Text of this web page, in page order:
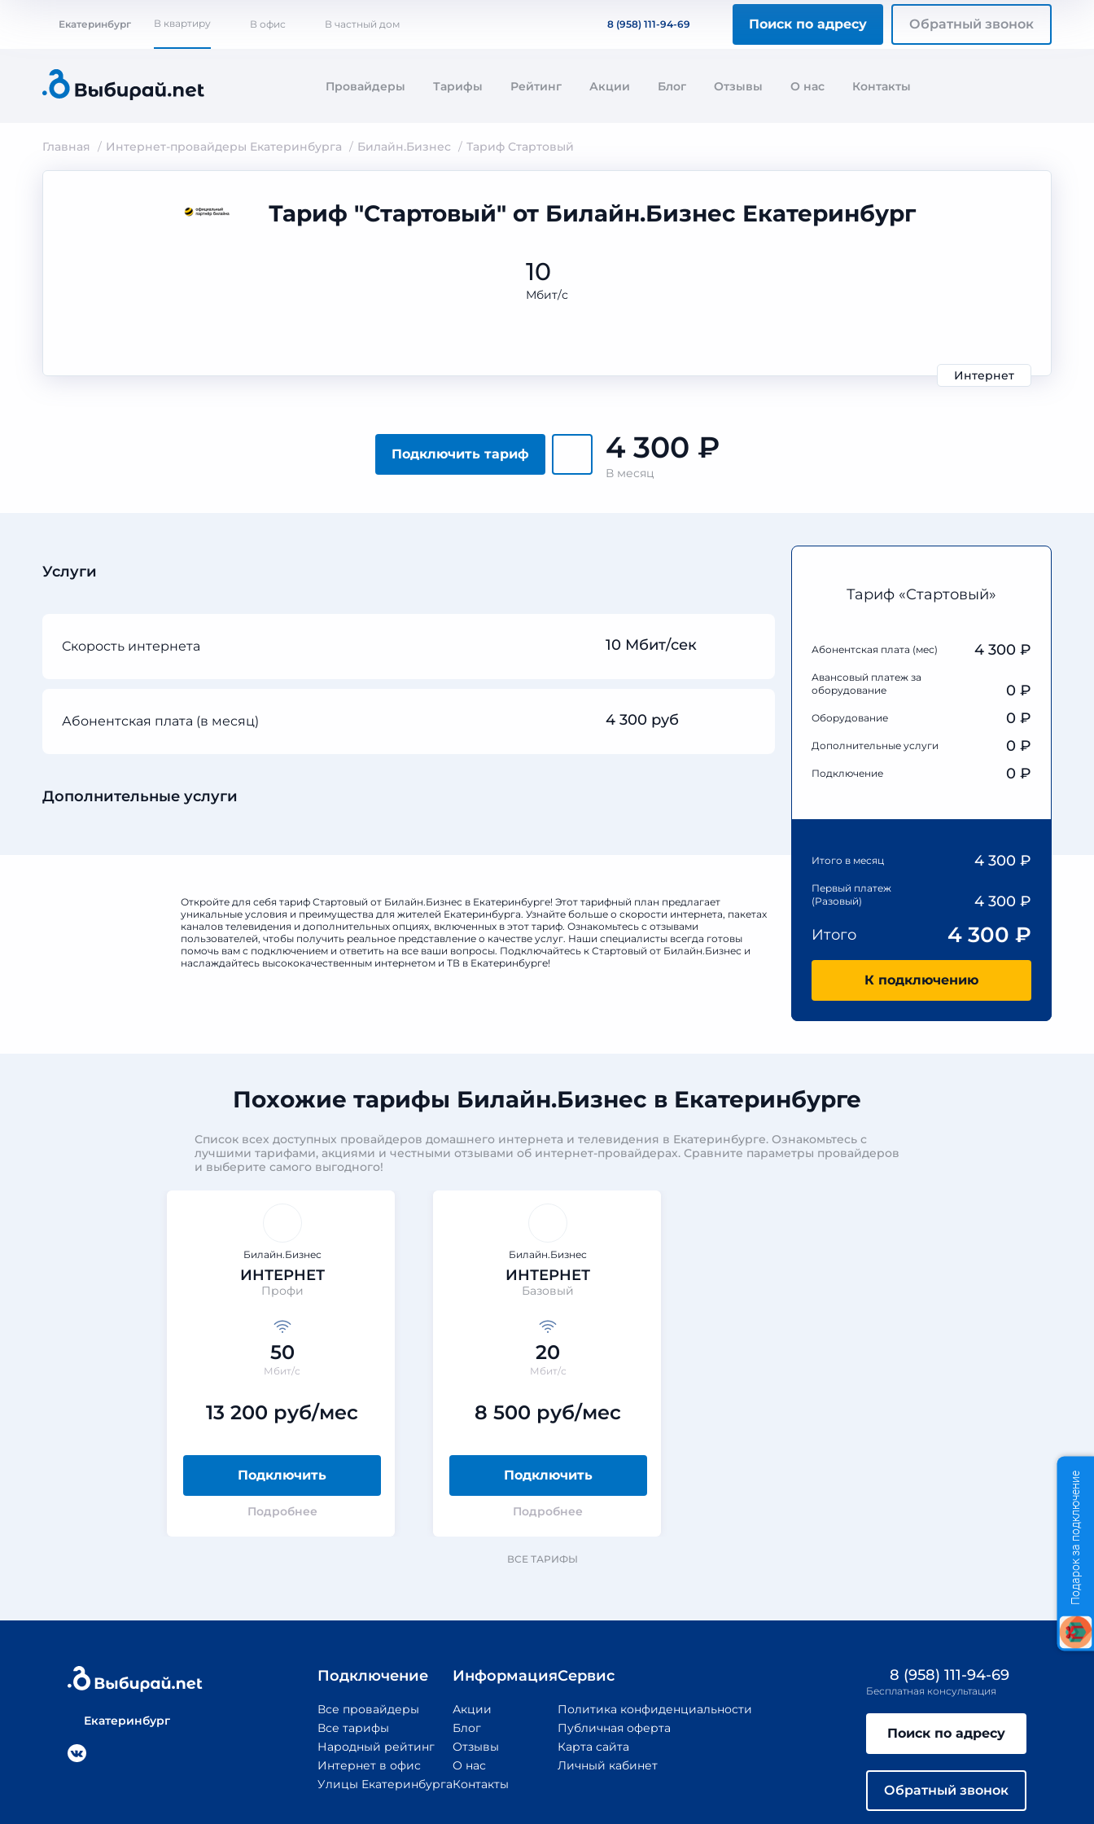
Екатеринбург В квартиру В офис В частный дом 8 (958) 111-94-69 Поиск по адресу Обратный звонок
Провайдеры Тарифы Рейтинг Акции Блог Отзывы О нас Контакты
Главная Интернет-провайдеры Екатеринбурга Билайн.Бизнес Тариф Стартовый
Тариф "Стартовый" от Билайн.Бизнес Екатеринбург
Интернет
10
Мбит/с
Подключить тариф 4 300 ₽
В месяц
Услуги
Скорость интернета 10 Мбит/сек
Абонентская плата (в месяц) 4 300 руб
Дополнительные услуги
Откройте для себя тариф Стартовый от Билайн.Бизнес в Екатеринбурге! Этот тарифный план предлагает
уникальные условия и преимущества для жителей Екатеринбурга. Узнайте больше о скорости интернета, пакетах
каналов телевидения и дополнительных опциях, включенных в этот тариф. Ознакомьтесь с отзывами
пользователей, чтобы получить реальное представление о качестве услуг. Наши специалисты всегда готовы
помочь вам с подключением и ответить на все ваши вопросы. Подключайтесь к Стартовый от Билайн.Бизнес и
наслаждайтесь высококачественным интернетом и ТВ в Екатеринбурге!
Тариф «Стартовый»
Абонентская плата (мес) 4 300 ₽
Авансовый платеж за
оборудование
0 ₽
Оборудование 0 ₽
Дополнительные услуги 0 ₽
Подключение 0 ₽
Итого в месяц 4 300 ₽
Первый платеж
(Разовый)
4 300 ₽
Итого
4 300 ₽
К подключению
Похожие тарифы Билайн.Бизнес в Екатеринбурге
Список всех доступных провайдеров домашнего интернета и телевидения в Екатеринбурге. Ознакомьтесь с
лучшими тарифами, акциями и честными отзывами об интернет-провайдерах. Сравните параметры провайдеров
и выберите самого выгодного!
Билайн.Бизнес
ИНТЕРНЕТ
Профи
50
Мбит/с
13 200 руб/мес
Подключить
Подробнее
Билайн.Бизнес
ИНТЕРНЕТ
Базовый
20
Мбит/с
8 500 руб/мес
Подключить
Подробнее
ВСЕ ТАРИФЫ
Екатеринбург
Подключение
Все провайдеры
Все тарифы
Народный рейтинг
Интернет в офис
Улицы Екатеринбурга
Информация
Акции
Блог
Отзывы
О нас
Контакты
Сервис
Политика конфиденциальности
Публичная оферта
Карта сайта
Личный кабинет
8 (958) 111-94-69
Бесплатная консультация
Поиск по адресу
Обратный звонок
Подарок за подключение